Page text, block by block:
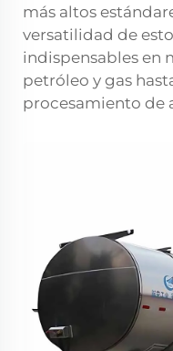
más altos
versatilidad de
indispensables en
petróleo y gas
procesamiento de